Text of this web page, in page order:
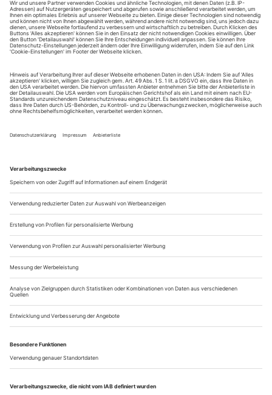
der deutschsprachigen Theatersaison, für die Auswahl ist
jeweils eine Jury aus Theaterkritikern verantwortlich. Der
wesentliche Unterschied: In Berlin werden die zehn besten
Inszenierungen des Jahres gezeigt, in Mülheim die sieben bis
acht besten...
Schnee im Sommer
Tena Stivicic «Funkenflug»
Rien ne va plus. Auf einem Flughafen, dem klassischen Nicht-
ausgerufen. Vermutlich ist die junge kroatische Autorin mit
Wohnsitz in London und europäischer Karriere selbst
Dauergast in Heathrow und all den anderen
Passagierumschlagplätzen des Kontinents. Für ihr Stück
«Funkenflug», das nach der Präsentation...
Ein Ekel nach dem anderen
Mit «Faust» nachts im Kurheim – ein Auszug aus Einar Schleefs
Tagebuch, Band Vier, 1999–2001
Nacht vom 16. auf den 17.2. 2001 und Morgen 6 Uhr 35
Grausam. Gegen 23 Uhr wankte ich zum 1. Mal nach unten,
auf der Treppe begegnete ich einer Ärztin, die mich ziemlich
verstört den Hosenstall zumachen sah, ich wollte mich einfach
richtig anziehen, danach Streit mit demWachmann, der mich
nicht in den Fernsehraum lassen wollte, ekelhaft, reine